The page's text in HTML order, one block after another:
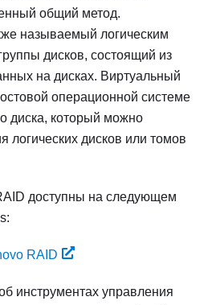
общий метод.
называемый логическим
дисков, состоящий из
на дисках. Виртуальный
операционной системе
диска, который можно
логических дисков или томов
доступны на следующем
RAID
инструментах управления